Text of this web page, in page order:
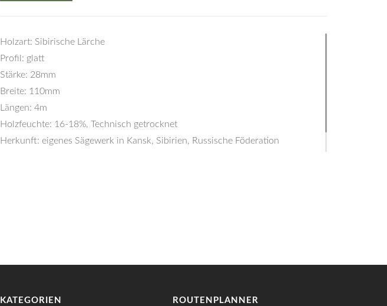
Holzart: Sibirische Lärche
Profil: glatt
Stärke: 28mm
Breite: 110mm
Längen: 4m
Holzfeuchte: 16-18%, Technisch getrocknet
Herkunft: eigenes Sägewerk in Kansk, Sibirien, Russische Föderation
KATEGORIEN ROUTENPLANNER